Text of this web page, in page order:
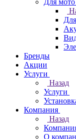
Для мото
Бренды
Акции
Услуги
Назад
Услуги
Компания
Назад
О